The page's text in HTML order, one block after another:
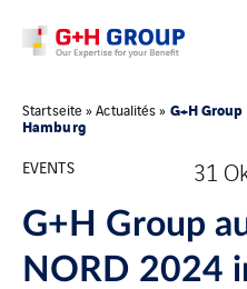
Startseite »Actualités» G+H
Hamburg
EVENTS
31
G+H Group
NORD 2024